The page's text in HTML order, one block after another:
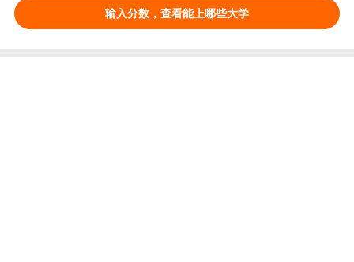
输入分数，查看能上哪些大学